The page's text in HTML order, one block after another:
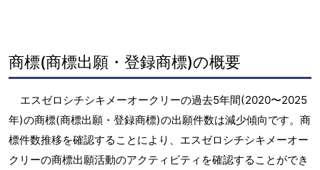
商標(商標出願・登録商標)の概要
エスゼロシチシキメーオークリーの過去5年間(2020〜2025
年)の商標(商標出願・登録商標)の出願件数は減少傾向です。商
標件数推移を確認することにより、エスゼロシチシキメーオー
クリーの商標出願活動のアクティビティを確認することができ